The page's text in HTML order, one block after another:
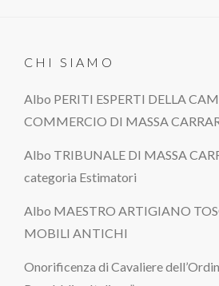
CHI SIAMO
Albo PERITI ESPERTI DELLA
COMMERCIO DI MASSA
Albo TRIBUNALE DI MASSA
categoria Estimatori
Albo MAESTRO ARTIGIANO
MOBILI ANTICHI
Onorificenza di Cavaliere